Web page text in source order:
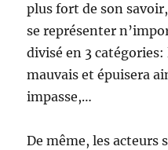
plus fort de son
se représenter
divisé en 3
mauvais et épuisera
impasse,…
De même, les acteurs